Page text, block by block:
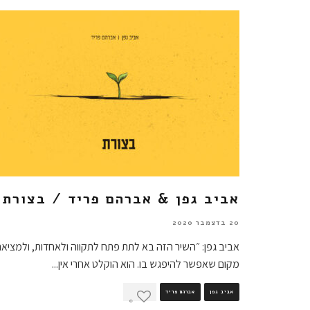
אביב גפן & אברהם פריד / בצורת
20 בדצמבר 2020
אביב גפן: ״השיר הזה בא לתת פתח לתקווה ולאחדות,
מקום שאפשר להיפגש בו. הוא הוקלט אחרי אין...
אביב גפן אברהם פריד
0